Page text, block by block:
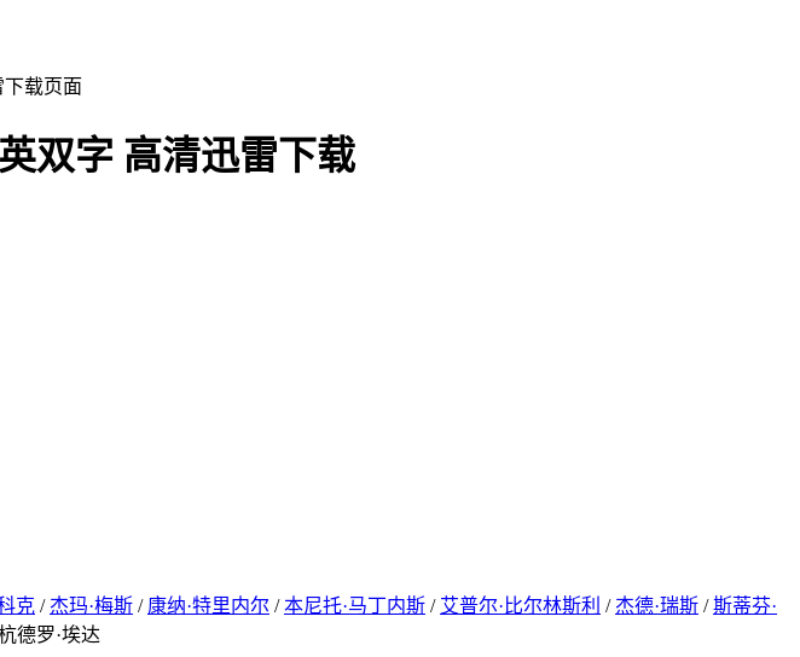
下载页面
双字 高清迅雷下载
克 / 杰玛·梅斯 / 康纳·特里内尔 /本尼托·马丁内斯 / 艾普尔·比尔林斯利 / 杰德·瑞斯 /斯蒂芬·
德罗·埃达